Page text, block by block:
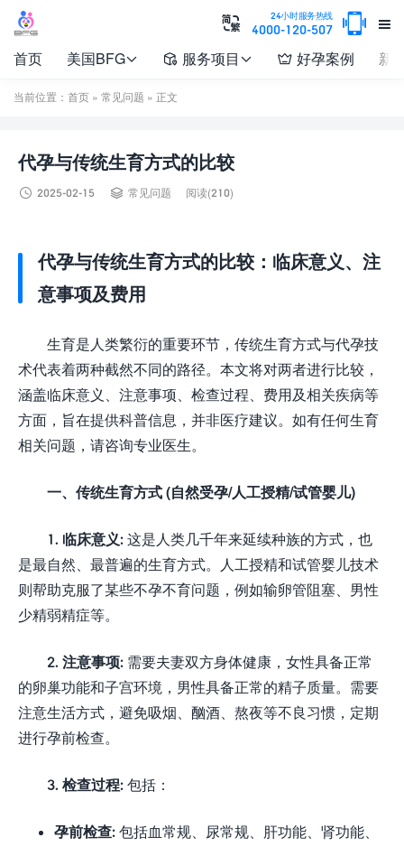

24小时服务热线
4000-120-507 

首页 美国BFG  服务项目   好孕案例 新
当前位置： 首页 » 常见问题 » 正文
代孕与传统生育方式的比较
 2025-02-15  常见问题 阅读(210)
代孕与传统生育方式的比较：临床意义、注
意事项及费用
生育是人类繁衍的重要环节，传统生育方式与代孕技
术代表着两种截然不同的路径。本文将对两者进行比较，
涵盖临床意义、注意事项、检查过程、费用及相关疾病等
方面，旨在提供科普信息，并非医疗建议。如有任何生育
相关问题，请咨询专业医生。
一、传统生育方式 (自然受孕/人工授精/试管婴儿)
1. 临床意义: 这是人类几千年来延续种族的方式，也
是最自然、最普遍的生育方式。人工授精和试管婴儿技术
则帮助克服了某些不孕不育问题，例如输卵管阻塞、男性
少精弱精症等。
2. 注意事项: 需要夫妻双方身体健康，女性具备正常
的卵巢功能和子宫环境，男性具备正常的精子质量。需要
注意生活方式，避免吸烟、酗酒、熬夜等不良习惯，定期
进行孕前检查。
3. 检查过程: 包括：
孕前检查: 包括血常规、尿常规、肝功能、肾功能、